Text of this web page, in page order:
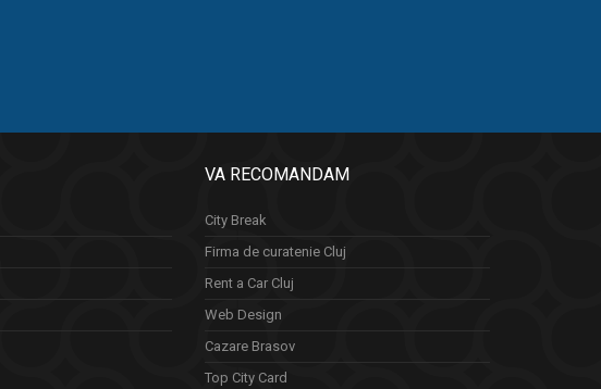
VA RECOMANDAM
City Break
Firma de curatenie Cluj
Rent a Car Cluj
Web Design
Cazare Brasov
Top City Card